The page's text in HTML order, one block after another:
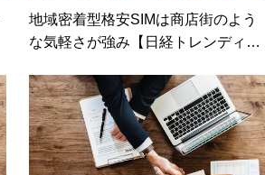
地域密着型格安SIMは商店街のよう
な気軽さが強み【日経トレンディネ